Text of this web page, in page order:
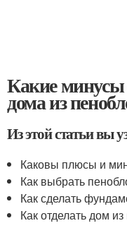
Какие минусы
дома из
Из этой статьи вы
Каковы плюсы и
Как выбрать
Как сделать
Как отделать дом